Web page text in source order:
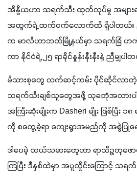
အိန္ဒိယဟာ သရက်သီး ထုတ်လုပ်မှု အများဆုံး
အထွက်ရဲ့ ထက်ဝက်လောက်ထိ ရှိပါတယ်။
က မာလီဟာဘတ်မြို့နယ်မှာ သရက်ခြံ ဟက်
ကာ နိုင်ငံရဲ့ ၂၅ ရာခိုင်နှုန်းနီးနီးနဲ့ ညီမျှပါ
မိသားစုတွေ လက်ဆင့်ကမ်း ပိုင်ဆိုင်လာ
သရက်သီးချစ်သူတွေအဖို့ သုခဘုံအလားပါ
အကြီးဆုံးမျိုးက Dasheri မျိုး ဖြစ်ပြီး
ကို စတွေ့ခဲ့ရာ ကျေးရွာအမည်ကို အစွဲပြုခေ
ဒါပေမဲ့ လယ်သမားတွေဟာ ရာသီဥတုဖော
ကြပြီး ဒီနှစ်ထဲမှာ အပူလှိုင်းကြောင့် သရ